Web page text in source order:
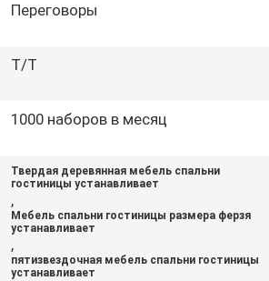
Переговоры
Т/Т
1000 наборов в месяц
Твердая деревянная мебель спальни
гостиницы устанавливает
,
Мебель спальни гостиницы размера ферзя
устанавливает
,
пятизвездочная мебель спальни гостиницы
устанавливает